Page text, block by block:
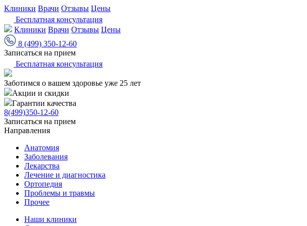
Клиники Врачи Отзывы Цены
Бесплатная консультация
Клиники Врачи Отзывы Цены
8 (499) 350-12-60
Записаться на прием
Бесплатная консультация
Заботимся о вашем здоровье уже 25 лет
Акции и скидки
Гарантии качества
8(499)350-12-60
Записаться на прием
Направления
Анатомия
Заболевания
Лекарства
Лечение и диагностика
Ортопедия
Проблемы и травмы
Прочее
Наши клиники